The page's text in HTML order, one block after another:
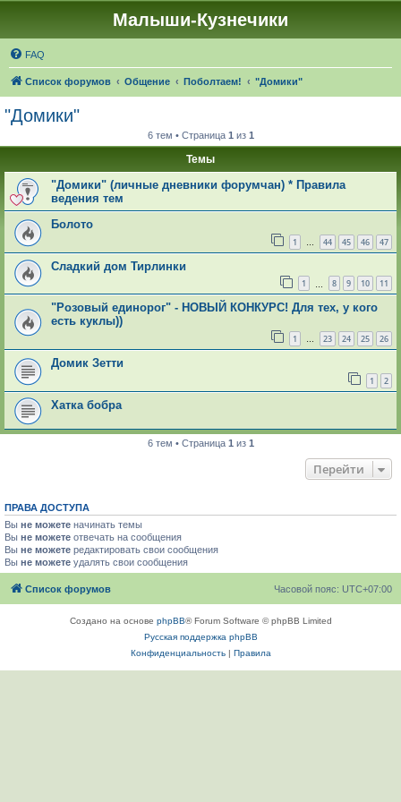
Малыши-Кузнечики
FAQ
Список форумов Общение Поболтаем! "Домики"
"Домики"
6 тем • Страница 1 из 1
Темы
"Домики" (личные дневники форумчан) * Правила
ведения тем
Болото
1 … 44 45 46 47
Сладкий дом Тирлинки
1 8 9 10 11
"Розовый единорог" - НОВЫЙ КОНКУРС! Для тех, у кого
есть куклы))
1 … 23 24 25 26
Домик Зетти
1 2
Хатка бобра
6 тем • Страница 1 из 1
Перейти
ПРАВА ДОСТУПА
Вы не можете начинать темы
Вы не можете отвечать на сообщения
Вы не можете редактировать свои сообщения
Вы не можете удалять свои сообщения
Список форумов Часовой пояс: UTC+07:00
Создано на основе phpBB® Forum Software © phpBB Limited
Русская поддержка phpBB
Конфиденциальность| Правила